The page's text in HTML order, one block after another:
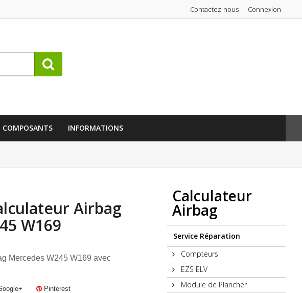
Connexion
Contactez-nous
COMPOSANTS INFORMATIONS
Airbag
W169
Mercedes W245 W169 avec
Pinterest
Calculateur
Airbag
Service Réparation
Compteurs
EZS ELV
Module de Plancher